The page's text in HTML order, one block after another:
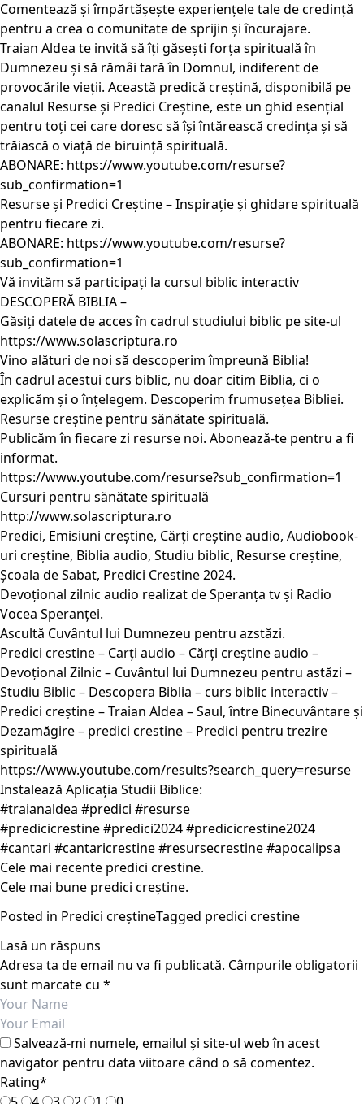
Comentează și împărtășește experiențele tale de credință
pentru a crea o comunitate de sprijin și încurajare.
Traian Aldea te invită să îți găsești forța spirituală în
Dumnezeu și să rămâi tară în Domnul, indiferent de
provocările vieții. Această predică creștină, disponibilă pe
canalul Resurse și Predici Creștine, este un ghid esențial
pentru toți cei care doresc să își întărească credința și să
trăiască o viață de biruință spirituală.
ABONARE: https://www.youtube.com/resurse?
sub_confirmation=1
Resurse și Predici Creștine – Inspirație și ghidare spirituală
pentru fiecare zi.
ABONARE: https://www.youtube.com/resurse?
sub_confirmation=1
Vă invităm să participați la cursul biblic interactiv
DESCOPERĂ BIBLIA –
Găsiți datele de acces în cadrul studiului biblic pe site-ul
https://www.solascriptura.ro
Vino alături de noi să descoperim împreună Biblia!
În cadrul acestui curs biblic, nu doar citim Biblia, ci o
explicăm și o înțelegem. Descoperim frumusețea Bibliei.
Resurse creștine pentru sănătate spirituală.
Publicăm în fiecare zi resurse noi. Abonează-te pentru a fi
informat.
https://www.youtube.com/resurse?sub_confirmation=1
Cursuri pentru sănătate spirituală
http://www.solascriptura.ro
Predici, Emisiuni creștine, Cărți creștine audio, Audiobook-
uri creștine, Biblia audio, Studiu biblic, Resurse creștine,
Școala de Sabat, Predici Crestine 2024.
Devoțional zilnic audio realizat de Speranța tv și Radio
Vocea Speranței.
Ascultă Cuvântul lui Dumnezeu pentru azstăzi.
Predici crestine – Carți audio – Cărți creștine audio –
Devoțional Zilnic – Cuvântul lui Dumnezeu pentru astăzi –
Studiu Biblic – Descopera Biblia – curs biblic interactiv –
Predici creștine – Traian Aldea – Saul, între Binecuvântare și
Dezamăgire – predici crestine – Predici pentru trezire
spirituală
https://www.youtube.com/results?search_query=resurse
Instalează Aplicația Studii Biblice:
#traianaldea #predici #resurse
#predicicrestine #predici2024 #predicicrestine2024
#cantari #cantaricrestine #resursecrestine #apocalipsa
Cele mai recente predici crestine.
Cele mai bune predici creștine.
Posted in Predici creștineTagged predici crestine
Lasă un răspuns
Adresa ta de email nu va fi publicată. Câmpurile obligatorii
sunt marcate cu *
Salvează-mi numele, emailul și site-ul web în acest
navigator pentru data viitoare când o să comentez.
Rating*